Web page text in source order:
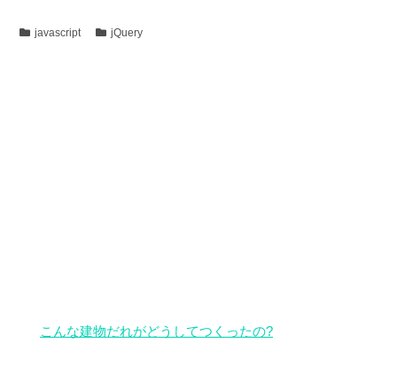
javascript jQuery
こんな建物だれがどうしてつくったの?